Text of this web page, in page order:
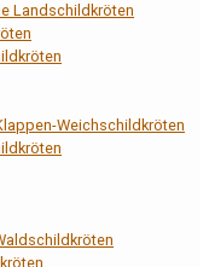
Landschildkröten
Weichschildkröten